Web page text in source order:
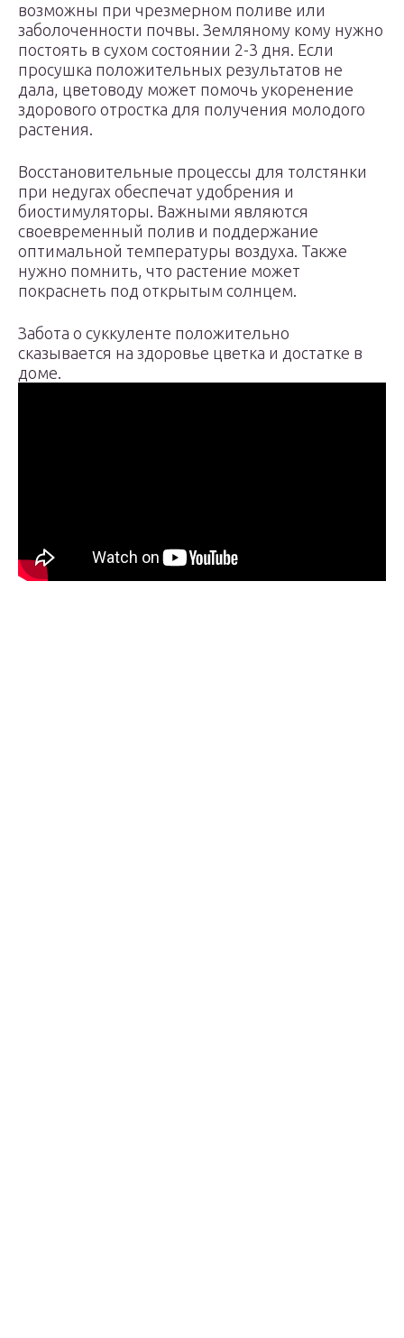
возможны при чрезмерном поливе или
заболоченности почвы. Земляному кому нужно
постоять в сухом состоянии 2-3 дня. Если
просушка положительных результатов не
дала, цветоводу может помочь укоренение
здорового отростка для получения молодого
растения.
Восстановительные процессы для толстянки
при недугах обеспечат удобрения и
биостимуляторы. Важными являются
своевременный полив и поддержание
оптимальной температуры воздуха. Также
нужно помнить, что растение может
покраснеть под открытым солнцем.
Забота о суккуленте положительно
сказывается на здоровье цветка и достатке в
доме.